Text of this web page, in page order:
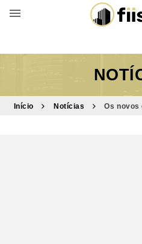
BUSCAR POR FUNDO
Início Notícias
Os novos